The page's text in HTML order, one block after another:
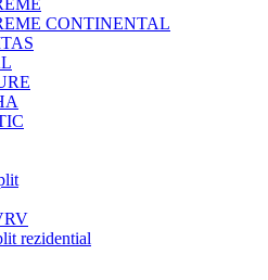
CONTINENTAL
rezidential